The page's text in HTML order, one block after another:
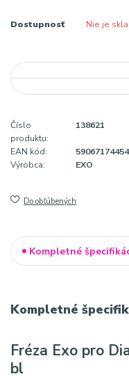
Dostupnosť Nie je
Číslo
produktu:
138621
EAN kód:
Výrobca:
EXO
Do obľúbených
Kompletné
Kompletné
Fréza Exo pro
bl